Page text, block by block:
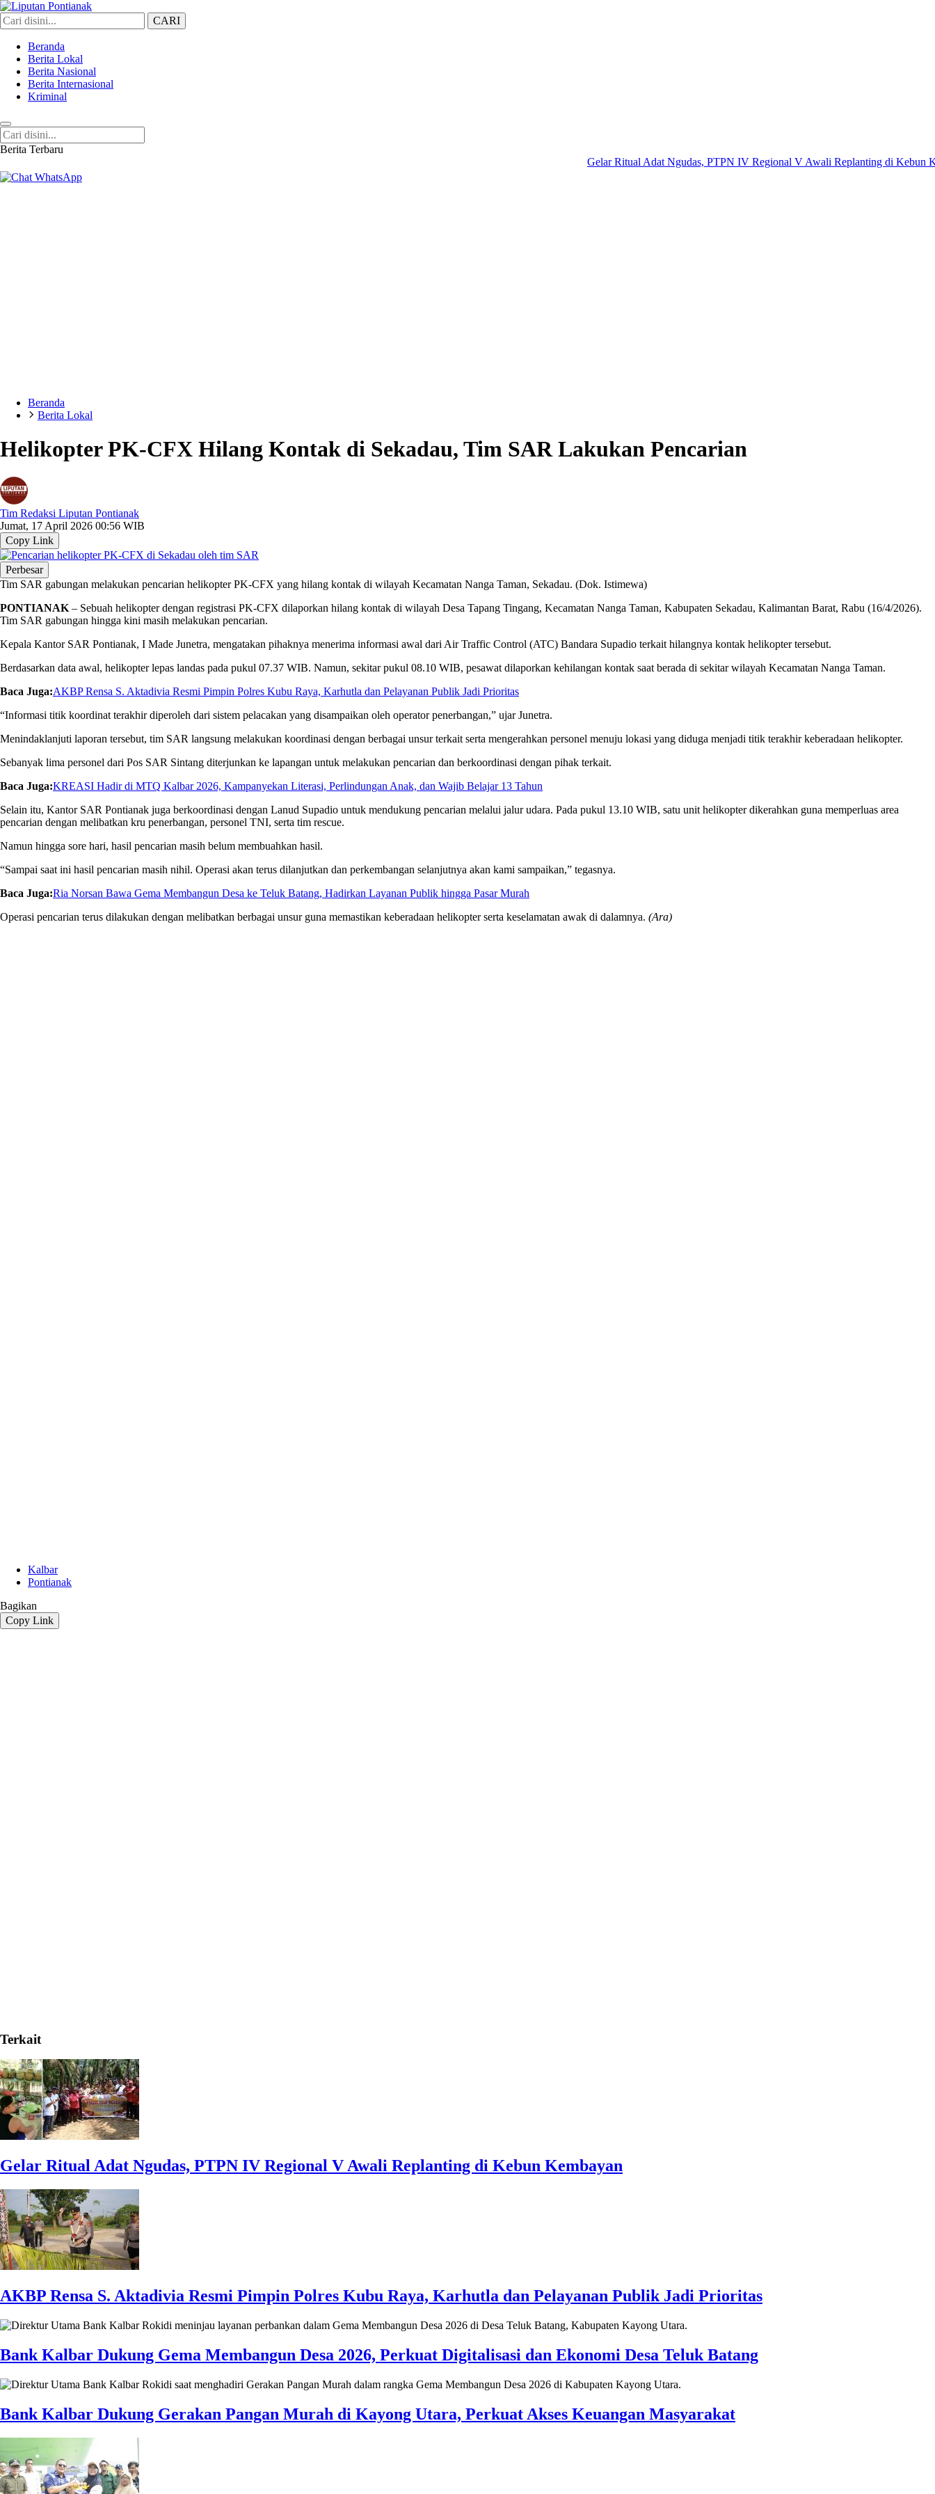
Liputan Pontianak
Berita Terkini dan TerUpdate
CARI
Beranda
Berita Lokal
Berita Nasional
Berita Internasional
Kriminal
Berita Terbaru
Gelar Ritual Adat Ngudas, PTPN IV Regional V Awali Replanting di Kebun Kembayan
Beranda
Berita Lokal
Helikopter PK-CFX Hilang Kontak di Sekadau, Tim SAR Lakukan Pencarian
Tim Redaksi Liputan Pontianak
Jumat, 17 April 2026 00:56 WIB
Copy Link
Perbesar
Tim SAR gabungan melakukan pencarian helikopter PK-CFX yang hilang kontak di wilayah Kecamatan Nanga Taman, Sekadau. (Dok. Istimewa)
PONTIANAK – Sebuah helikopter dengan registrasi PK-CFX dilaporkan hilang kontak di wilayah Desa Tapang Tingang, Kecamatan Nanga Taman, Kabupaten Sekadau, Kalimantan Barat, Rabu (16/4/2026).
Tim SAR gabungan hingga kini masih melakukan pencarian.
Kepala Kantor SAR Pontianak, I Made Junetra, mengatakan pihaknya menerima informasi awal dari Air Traffic Control (ATC) Bandara Supadio terkait hilangnya kontak helikopter tersebut.
Berdasarkan data awal, helikopter lepas landas pada pukul 07.37 WIB. Namun, sekitar pukul 08.10 WIB, pesawat dilaporkan kehilangan kontak saat berada di sekitar wilayah Kecamatan Nanga Taman.
Baca Juga:AKBP Rensa S. Aktadivia Resmi Pimpin Polres Kubu Raya, Karhutla dan Pelayanan Publik Jadi Prioritas
“Informasi titik koordinat terakhir diperoleh dari sistem pelacakan yang disampaikan oleh operator penerbangan,” ujar Junetra.
Menindaklanjuti laporan tersebut, tim SAR langsung melakukan koordinasi dengan berbagai unsur terkait serta mengerahkan personel menuju lokasi yang diduga menjadi titik terakhir keberadaan helikopter.
Sebanyak lima personel dari Pos SAR Sintang diterjunkan ke lapangan untuk melakukan pencarian dan berkoordinasi dengan pihak terkait.
Baca Juga:KREASI Hadir di MTQ Kalbar 2026, Kampanyekan Literasi, Perlindungan Anak, dan Wajib Belajar 13 Tahun
Selain itu, Kantor SAR Pontianak juga berkoordinasi dengan Lanud Supadio untuk mendukung pencarian melalui jalur udara. Pada pukul 13.10 WIB, satu unit helikopter dikerahkan guna memperluas area
pencarian dengan melibatkan kru penerbangan, personel TNI, serta tim rescue.
Namun hingga sore hari, hasil pencarian masih belum membuahkan hasil.
“Sampai saat ini hasil pencarian masih nihil. Operasi akan terus dilanjutkan dan perkembangan selanjutnya akan kami sampaikan,” tegasnya.
Baca Juga:Ria Norsan Bawa Gema Membangun Desa ke Teluk Batang, Hadirkan Layanan Publik hingga Pasar Murah
Operasi pencarian terus dilakukan dengan melibatkan berbagai unsur guna memastikan keberadaan helikopter serta keselamatan awak di dalamnya. (Ara)
Kalbar
Pontianak
Bagikan
Copy Link
Terkait
Gelar Ritual Adat Ngudas, PTPN IV Regional V Awali Replanting di Kebun Kembayan
AKBP Rensa S. Aktadivia Resmi Pimpin Polres Kubu Raya, Karhutla dan Pelayanan Publik Jadi Prioritas
Bank Kalbar Dukung Gema Membangun Desa 2026, Perkuat Digitalisasi dan Ekonomi Desa Teluk Batang
Bank Kalbar Dukung Gerakan Pangan Murah di Kayong Utara, Perkuat Akses Keuangan Masyarakat